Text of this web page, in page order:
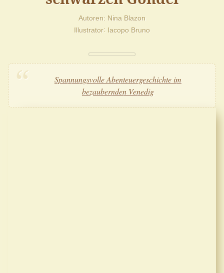
Autoren Nina Blazon
Illustrator Iacopo Bruno
Spannungsvolle Abenteuergeschichte im
bezaubernden Venedig